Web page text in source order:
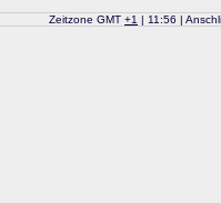
Zeitzone GMT +1 | 11:56 |